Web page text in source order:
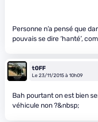
Personne n’a pensé que
pouvais se dire ‘hanté’,
t0FF
Le 23/11/2015 à 10h09
Bah pourtant on est bien
véhicule non ?&nbsp;